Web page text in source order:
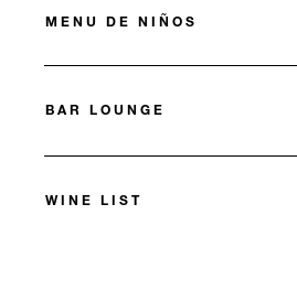
MENU DE NIÑOS
BAR LOUNGE
WINE LIST